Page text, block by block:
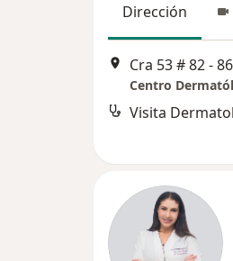
Dirección
Centro
Visita